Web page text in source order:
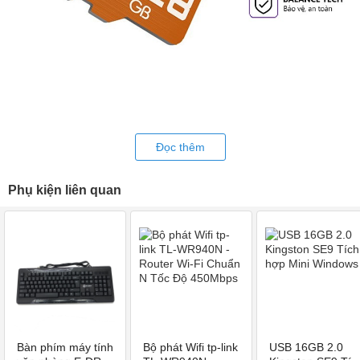
Đặc điểm nổi bật của Thẻ nhớ HOCO Micro SD 128G Class
Micro SD Hococó dung lượng lên đến 128GB, mang
đến cho người dùng không gian để lưu trữ tài liệu, hình ảnh và
game.
Đồng thời, thẻ nhớ ngoài này còn góp phần giải phóng bộ nhớ
dẫn hơn.
Đọc thêm
Phụ kiện liên quan
Bàn phím máy tính
Bộ phát Wifi tp-link
USB 16GB 2.0